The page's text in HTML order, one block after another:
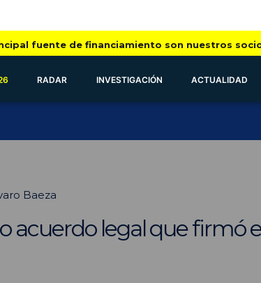
fuente de financiamiento son nuestros
RADAR INVESTIGACIÓN ACTUALIDAD
Baeza
acuerdo legal que firmó